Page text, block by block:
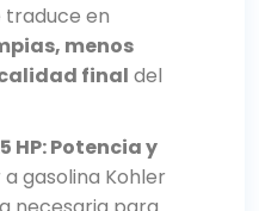
traduce en
menos
final del
HP: Potencia y
gasolina Kohler